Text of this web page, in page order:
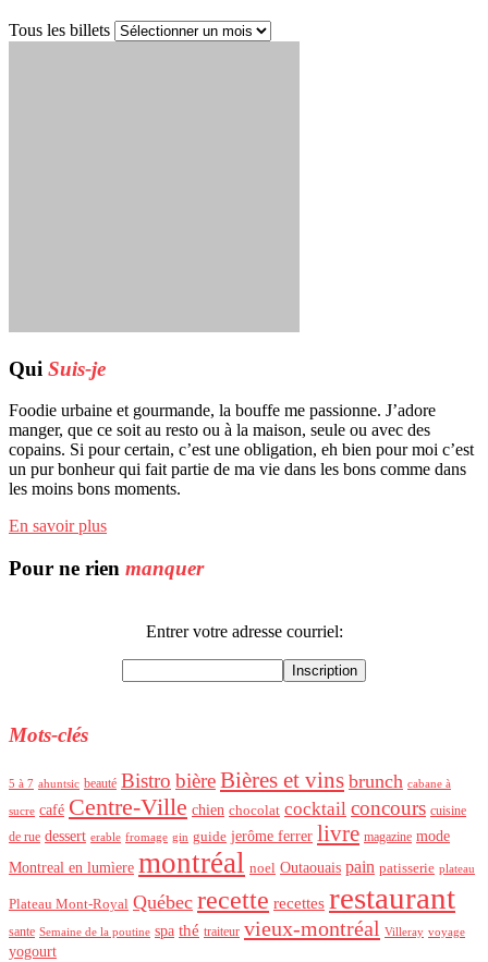
Tous les billets
Qui Suis-je
Foodie urbaine et gourmande, la bouffe me passionne. J’adore
manger, que ce soit au resto ou à la maison, seule ou avec des
copains. Si pour certain, c’est une obligation, eh bien pour moi c’est
un pur bonheur qui fait partie de ma vie dans les bons comme dans
les moins bons moments.
En savoir plus
Pour ne rien manquer
Entrer votre adresse courriel:
Mots-clés
5 à 7 ahuntsic beauté Bistro bièreBières et vins brunch cabane à
sucre café Centre-Ville chien chocolat cocktail concours cuisine
de rue dessert erable fromage gin guide jerôme ferrer livre magazine mode
Montreal en lumìere montréal noel Outaouais pain patisserie plateau
Plateau Mont-Royal Québec recette recettes restaurant
sante Semaine de la poutine spa thé traiteur vieux-montréal Villeray voyage
yogourt